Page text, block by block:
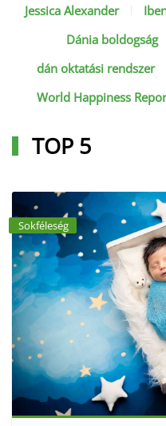
Jessica Alexander
Dánia boldogság
dán oktatási rendszer
World Happiness
TOP 5
Sokféleség